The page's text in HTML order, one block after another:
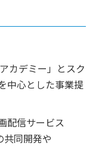
カデミー」とスク
中心とした事業提
配信サービス
共同開発や